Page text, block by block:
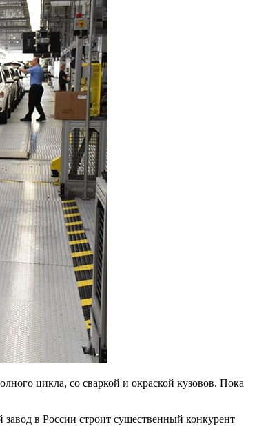
цикла, со сваркой и окраской кузовов. Пока
в России строит существенный конкурент